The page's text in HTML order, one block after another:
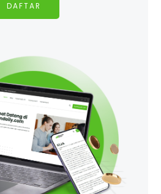
DAFTAR